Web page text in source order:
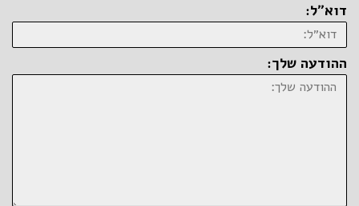
דוא״ל:
ההודעה שלך: